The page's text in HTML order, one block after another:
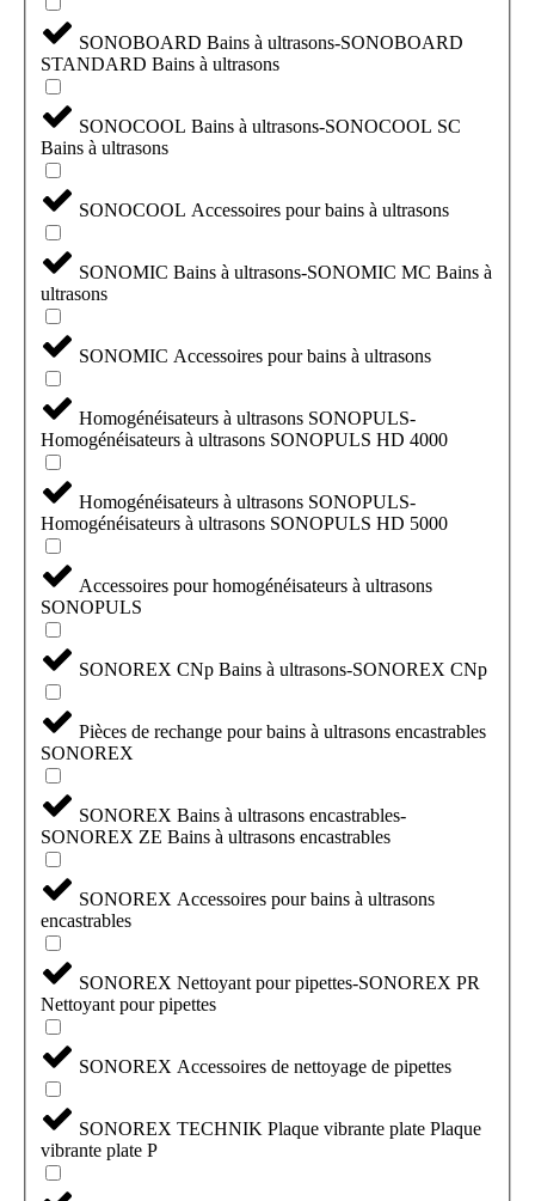
SONOBOARD Bains à ultrasons-SONOBOARD
STANDARD Bains à ultrasons
SONOCOOL Bains à ultrasons-SONOCOOL SC
Bains à ultrasons
SONOCOOL Accessoires pour bains à ultrasons
SONOMIC Bains à ultrasons-SONOMIC MC Bains à
ultrasons
SONOMIC Accessoires pour bains à ultrasons
Homogénéisateurs à ultrasons SONOPULS-
Homogénéisateurs à ultrasons SONOPULS HD 4000
Homogénéisateurs à ultrasons SONOPULS-
Homogénéisateurs à ultrasons SONOPULS HD 5000
Accessoires pour homogénéisateurs à ultrasons
SONOPULS
SONOREX CNp Bains à ultrasons-SONOREX CNp
Pièces de rechange pour bains à ultrasons encastrables
SONOREX
SONOREX Bains à ultrasons encastrables-
SONOREX ZE Bains à ultrasons encastrables
SONOREX Accessoires pour bains à ultrasons
encastrables
SONOREX Nettoyant pour pipettes-SONOREX PR
Nettoyant pour pipettes
SONOREX Accessoires de nettoyage de pipettes
SONOREX TECHNIK Plaque vibrante plate Plaque
vibrante plate P